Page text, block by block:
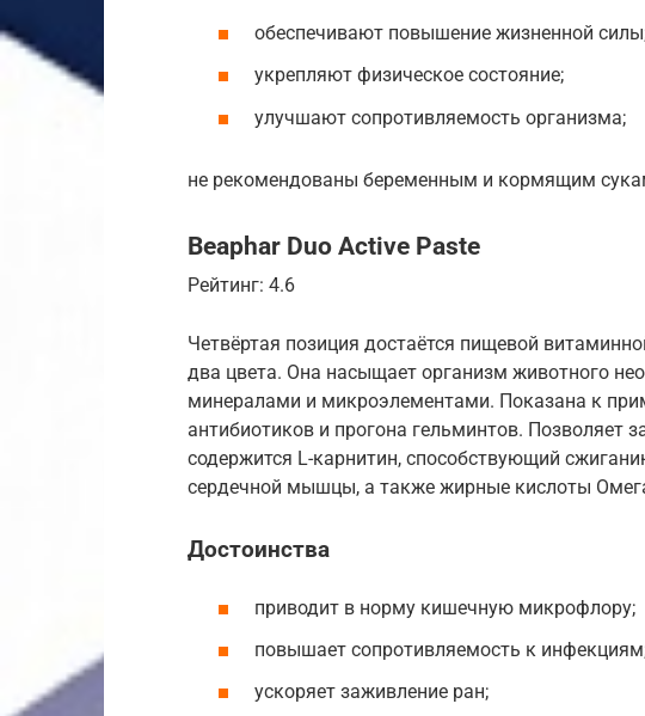
обеспечивают повышение жизненной
укрепляют физическое состояние;
улучшают сопротивляемость организма;
не рекомендованы беременным и кормящим
Beaphar Duo Active Paste
Рейтинг: 4.6
Четвёртая позиция достаётся пищевой
два цвета. Она насыщает организм животного
минералами и микроэлементами. Показана к
антибиотиков и прогона гельминтов. Позволяет
содержится L-карнитин, способствующий
сердечной мышцы, а также жирные кислоты
Достоинства
приводит в норму кишечную микрофлору;
повышает сопротивляемость к
ускоряет заживление ран;